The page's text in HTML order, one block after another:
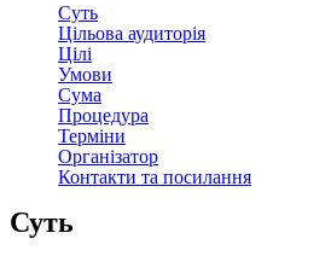
Суть
Цільова аудиторія
Цілі
Умови
Сума
Процедура
Терміни
Організатор
Контакти та посилання
Суть